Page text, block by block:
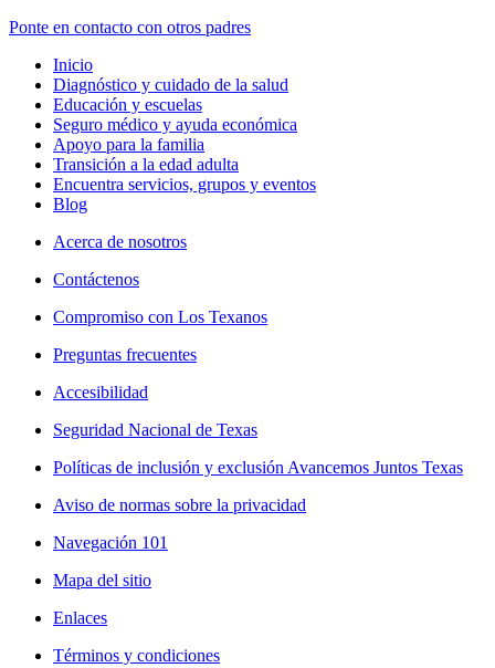
Ponte en contacto con otros padres
Inicio
Diagnóstico y cuidado de la salud
Educación y escuelas
Seguro médico y ayuda económica
Apoyo para la familia
Transición a la edad adulta
Encuentra servicios, grupos y eventos
Blog
Acerca de nosotros
Contáctenos
Compromiso con Los Texanos
Preguntas frecuentes
Accesibilidad
Seguridad Nacional de Texas
Políticas de inclusión y exclusión Avancemos Juntos Texas
Aviso de normas sobre la privacidad
Navegación 101
Mapa del sitio
Enlaces
Términos y condiciones